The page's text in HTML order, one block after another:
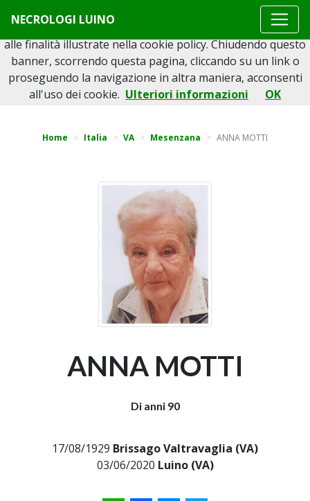
NECROLOGI LUINO
Torna indietro
Home Italia VA Mesenzana ANNA MOTTI
ANNA MOTTI
Di anni 90
17/08/1929 Brissago Valtravaglia (VA)
03/06/2020 Luino (VA)
Questo sito o gli strumenti terzi da questo utilizzati si
avvalgono di cookie necessari al funzionamento ed utili
alle finalità illustrate nella cookie policy. Chiudendo questo
banner, scorrendo questa pagina, cliccando su un link o
proseguendo la navigazione in altra maniera, acconsenti
all'uso dei cookie. Ulteriori informazioni OK